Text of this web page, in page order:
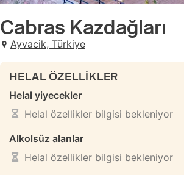
Cabras Kazdağları
Ayvacik, Türkiye
HELAL ÖZELLİKLER
Helal yiyecekler
Helal özellikler bilgisi bekleniyor
Alkolsüz alanlar
Helal özellikler bilgisi bekleniyor